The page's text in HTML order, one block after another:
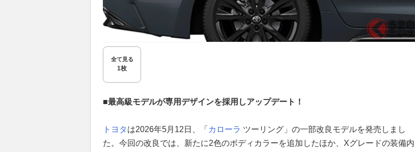
全て見る
1枚
■最高級モデルが専用デザインを採用しアップデート！
トヨタ は2026年5月12日、「 カローラ ツーリング」の一部改良モデルを発売しまし
た。今回の改良では、新たに2色のボディカラーを追加したほか、Xグレードの装備内